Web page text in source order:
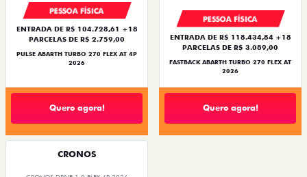
PESSOA FÍSICA
ENTRADA DE R$ 104.728,61 +18
PARCELAS DE R$ 2.759,00
PULSE ABARTH TURBO 270 FLEX AT 4P
2026
Quero agora!
PESSOA FÍSICA
ENTRADA DE R$ 118.434,84 +18
PARCELAS DE R$ 3.089,00
FASTBACK ABARTH TURBO 270 FLEX AT
2026
Quero agora!
CRONOS